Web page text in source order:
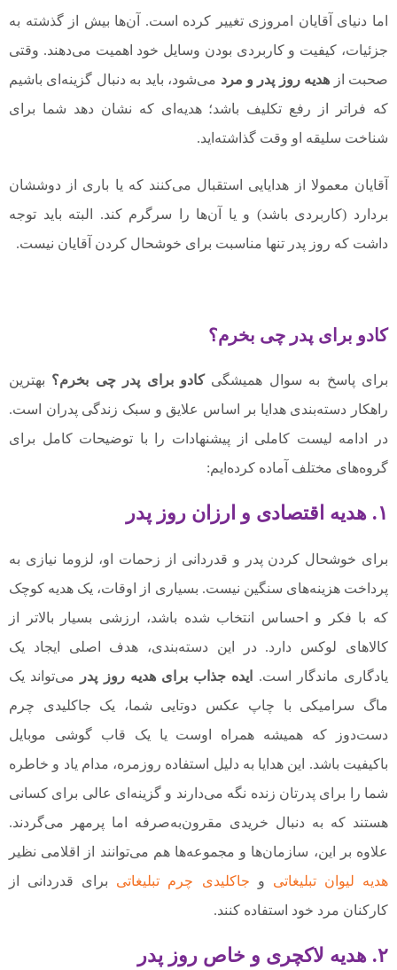
اما دنیای آقایان امروزی تغییر کرده است. آن‌ها بیش از گذشته به
جزئیات، کیفیت و کاربردی بودن وسایل خود اهمیت می‌دهند. وقتی
صحبت از هدیه روز پدر و مرد می‌شود، باید به دنبال گزینه‌ای باشیم
که فراتر از رفع تکلیف باشد؛ هدیه‌ای که نشان دهد شما برای
شناخت سلیقه او وقت گذاشته‌اید.
آقایان معمولا از هدایایی استقبال می‌کنند که یا باری از دوششان
بردارد (کاربردی باشد) و یا آن‌ها را سرگرم کند. البته باید توجه
داشت که روز پدر تنها مناسبت برای خوشحال کردن آقایان نیست.
کادو برای پدر چی بخرم؟
برای پاسخ به سوال همیشگیکادو برای پدر چی بخرم؟ بهترین
راهکار دسته‌بندی هدایا بر اساس علایق و سبک زندگی پدران است.
در ادامه لیست کاملی از پیشنهادات را با توضیحات کامل برای
گروه‌های مختلف آماده کرده‌ایم:
۱. هدیه اقتصادی و ارزان روز پدر
برای خوشحال کردن پدر و قدردانی از زحمات او، لزوما نیازی به
پرداخت هزینه‌های سنگین نیست. بسیاری از اوقات، یک هدیه کوچک
که با فکر و احساس انتخاب شده باشد، ارزشی بسیار بالاتر از
کالاهای لوکس دارد. در این دسته‌بندی، هدف اصلی ایجاد یک
یادگاری ماندگار است.
ایده جذاب برای هدیه روز پدر
می‌تواند یک
ماگ سرامیکی با چاپ عکس دوتایی شما، یک جاکلیدی چرم
دست‌دوز که همیشه همراه اوست یا یک قاب گوشی موبایل
باکیفیت باشد. این هدایا به دلیل استفاده روزمره، مدام یاد و خاطره
شما را برای پدرتان زنده نگه می‌دارند و گزینه‌ای عالی برای کسانی
هستند که به دنبال خریدی مقرون‌به‌صرفه اما پرمهر می‌گردند.
علاوه بر این، سازمان‌ها و مجموعه‌ها هم می‌توانند از اقلامی نظیر
هدیه لیوان تبلیغاتی و جاکلیدی چرم تبلیغاتی برای قدردانی از
کارکنان مرد خود استفاده کنند.
۲. هدیه لاکچری و خاص روز پدر